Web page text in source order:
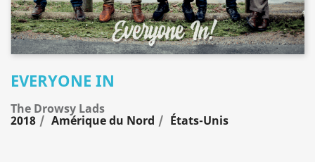
EVERYONE IN
The Drowsy Lads
2018 Amérique du Nord États-Unis